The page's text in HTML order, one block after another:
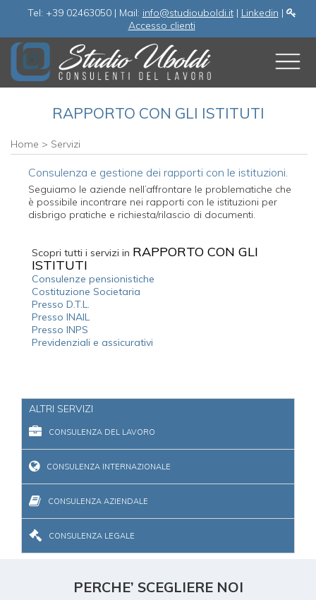
Tel: +39 02463050 | Mail: info@studiouboldi.it| Linkedin |
Accesso clienti
Home > Servizi
RAPPORTO CON GLI ISTITUTI
Consulenza e gestione dei rapporti con le istituzioni.
Seguiamo le aziende nell’affrontare le problematiche che
è possibile incontrare nei rapporti con le istituzioni per
disbrigo pratiche e richiesta/rilascio di documenti.
Scopri tutti i servizi in RAPPORTO CON GLI
ISTITUTI
Consulenze pensionistiche
Costituzione Societaria
Presso D.T.L.
Presso INAIL
Presso INPS
Previdenziali e assicurativi
ALTRI SERVIZI
CONSULENZA DEL LAVORO
CONSULENZA INTERNAZIONALE
CONSULENZA AZIENDALE
CONSULENZA LEGALE
PERCHE’ SCEGLIERE NOI